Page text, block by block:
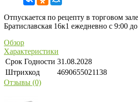
Отпускается по рецепту в торговом
Братиславская 16к1 ежедневно с 9:00
Обзор
Характеристики
Срок Годности 31.08.2028
Штрихкод
4690655021138
Отзывы (0)